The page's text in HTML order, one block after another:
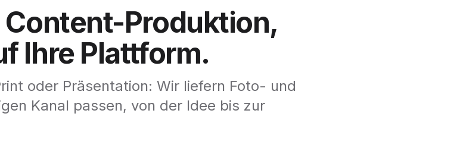
Content-Produktion,
Ihre Plattform.
oder Präsentation: Wir liefern Foto- und
Kanal passen, von der Idee bis zur